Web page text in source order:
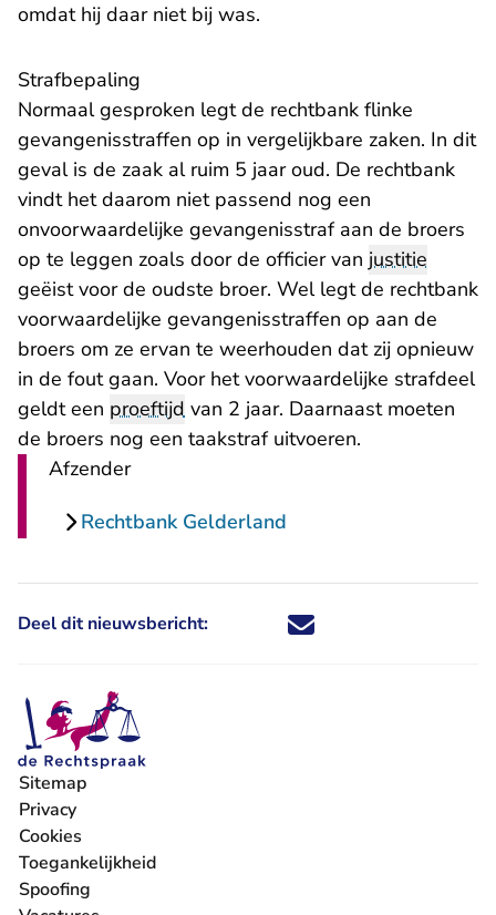
omdat hij daar niet bij was.
​Strafbepaling
Normaal gesproken legt de rechtbank flinke
gevangenisstraffen op in vergelijkbare zaken. In dit
geval is de zaak al ruim 5 jaar oud. De rechtbank
vindt het daarom niet passend nog een
onvoorwaardelijke gevangenisstraf aan de broers
op te leggen zoals door de officier van justitie
geëist voor de oudste broer. Wel legt de rechtbank
voorwaardelijke gevangenisstraffen op aan de
broers om ze ervan te weerhouden dat zij opnieuw
in de fout gaan. Voor het voorwaardelijke strafdeel
geldt een proeftijd van 2 jaar. Daarnaast moeten
de broers nog een taakstraf uitvoeren.
Afzender
Rechtbank Gelderland
Deel dit nieuwsbericht: Deel dit nieuwsbericht via X -
Deel dit nieuwsbericht via
Deel dit nieuwsbericht
Deel dit
Sitemap
Privacy
Cookies
Toegankelijkheid
Spoofing